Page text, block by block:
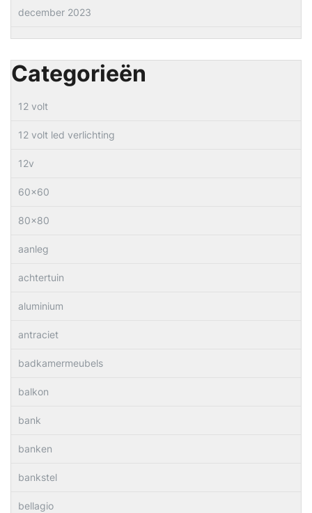
december 2023
Categorieën
12 volt
12 volt led verlichting
12v
60×60
80×80
aanleg
achtertuin
aluminium
antraciet
badkamermeubels
balkon
bank
banken
bankstel
bellagio